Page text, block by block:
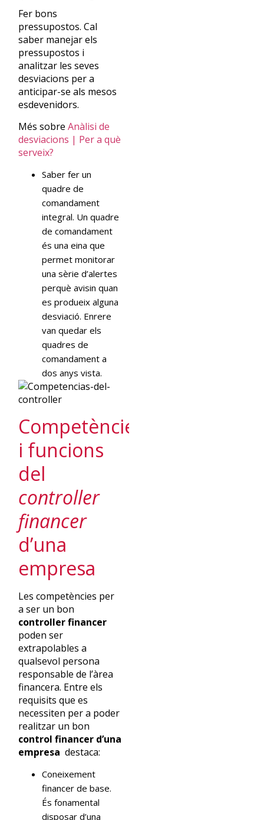
Fer bons
pressupostos. Cal
saber manejar els
pressupostos i
analitzar les seves
desviacions per a
anticipar-se als mesos
esdevenidors.
Més sobre Anàlisi de
desviacions | Per a què
serveix?
Saber fer un
quadre de
comandament
integral. Un quadre
de comandament
és una eina que
permet monitorar
una sèrie d’alertes
perquè avisin quan
es produeix alguna
desviació. Enrere
van quedar els
quadres de
comandament a
dos anys vista.
Competències
i funcions
del
controller
financer
d’una
empresa
Les competències per
a ser un bon
controller financer
poden ser
extrapolables a
qualsevol persona
responsable de l’àrea
financera. Entre els
requisits que es
necessiten per a poder
realitzar un bon
control financer d’una
empresa destaca:
Coneixement
financer de base.
És fonamental
disposar d’una